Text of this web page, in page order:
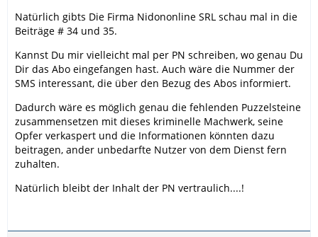
Natürlich gibts Die Firma Nidononline SRL schau mal in die
Beiträge # 34 und 35.
Kannst Du mir vielleicht mal per PN schreiben, wo genau Du
Dir das Abo eingefangen hast. Auch wäre die Nummer der
SMS interessant, die über den Bezug des Abos informiert.
Dadurch wäre es möglich genau die fehlenden Puzzelsteine
zusammensetzen mit dieses kriminelle Machwerk, seine
Opfer verkaspert und die Informationen könnten dazu
beitragen, ander unbedarfte Nutzer von dem Dienst fern
zuhalten.
Natürlich bleibt der Inhalt der PN vertraulich....!